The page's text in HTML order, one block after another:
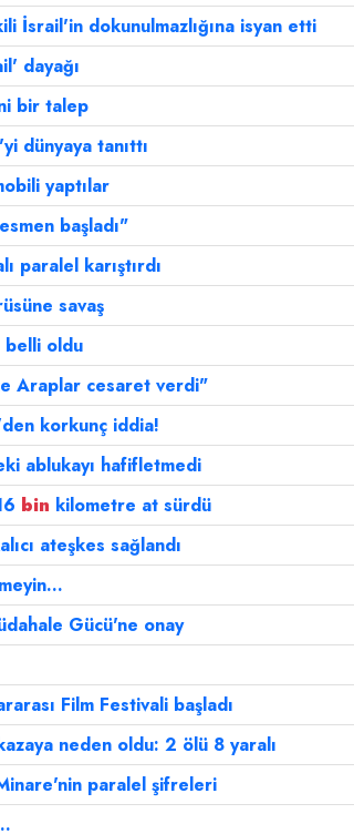
İsrail'in dokunulmazlığına isyan etti
dayağı
bir talep
dünyaya tanıttı
yaptılar
başladı"
paralel karıştırdı
savaş
belli oldu
Araplar cesaret verdi"
korkunç iddia!
ablukayı hafifletmedi
bin kilometre at sürdü
ateşkes sağlandı
Gücü'ne onay
Film Festivali başladı
neden oldu: 2 ölü 8 yaralı
paralel şifreleri